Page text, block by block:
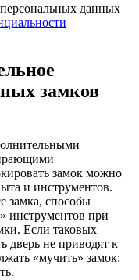
данных
замков
замок можно
и инструментов.
замка, способы
инструментов при
Если таковых
дверь не приводят к
«мучить» замок: